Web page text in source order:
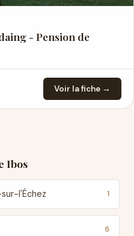
- Pension de
Voir la fiche →
Ibos
l'Échez 1
6